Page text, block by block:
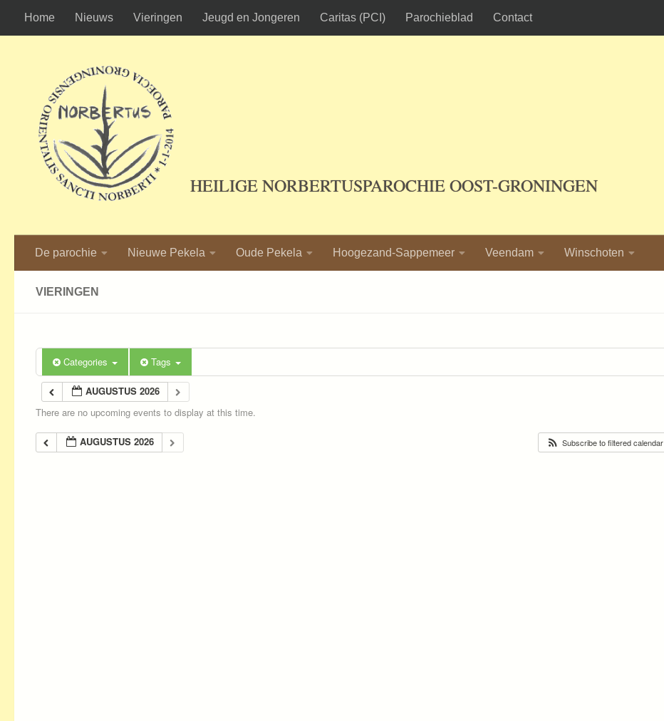
Ga naar de inhoud
Home Nieuws Vieringen Jeugd en Jongeren Caritas (PCI) Parochieblad Contact
HEILIGE NORBERTUSPAROCHIE OOST-GRONINGEN
De parochie Nieuwe Pekela Oude Pekela Hoogezand-Sappemeer Veendam Winschoten
VIERINGEN
Categories Tags
AUGUSTUS 2026
There are no upcoming events to display at this time.
AUGUSTUS 2026 Subscribe to filtered calendar